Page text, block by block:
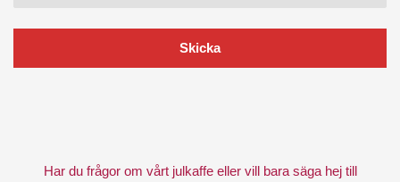
Skicka
Har du frågor om vårt julkaffe eller vill bara säga hej till